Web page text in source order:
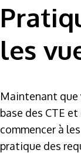
les
Maintenant que
base des CTE
commencer à
pratique des